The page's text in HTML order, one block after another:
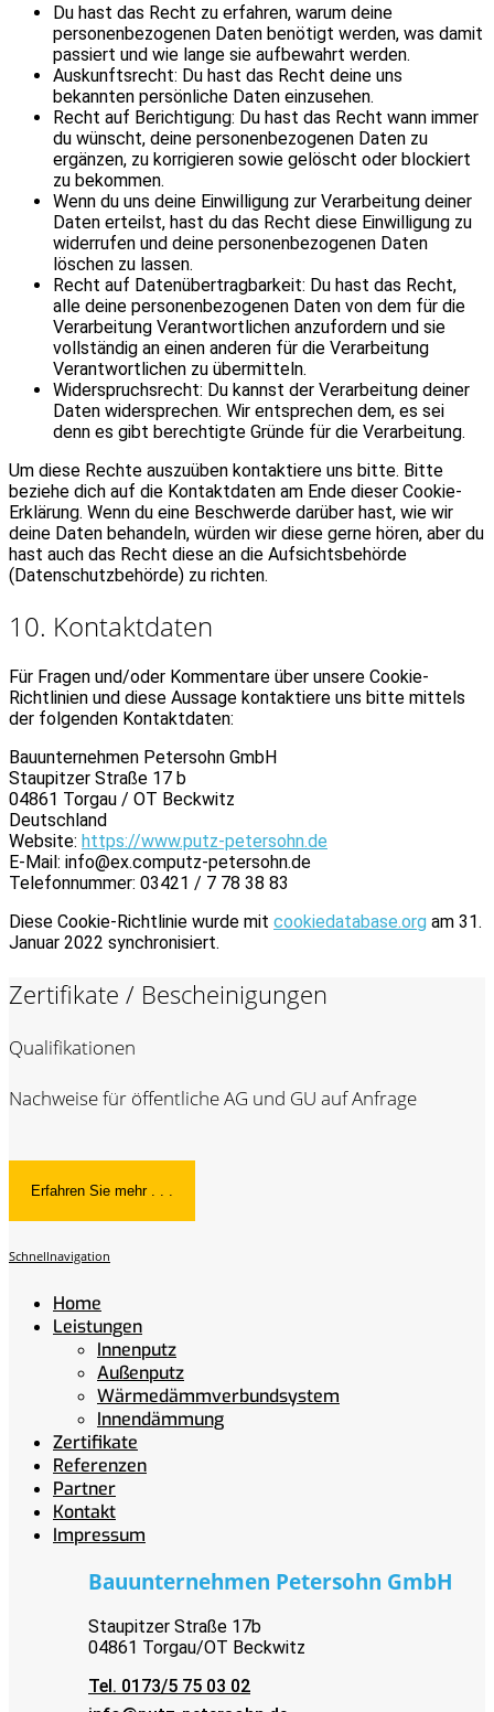
Du hast das Recht zu erfahren, warum deine
personenbezogenen Daten benötigt werden, was damit
passiert und wie lange sie aufbewahrt werden.
Auskunftsrecht: Du hast das Recht deine uns
bekannten persönliche Daten einzusehen.
Recht auf Berichtigung: Du hast das Recht wann immer
du wünscht, deine personenbezogenen Daten zu
ergänzen, zu korrigieren sowie gelöscht oder blockiert
zu bekommen.
Wenn du uns deine Einwilligung zur Verarbeitung deiner
Daten erteilst, hast du das Recht diese Einwilligung zu
widerrufen und deine personenbezogenen Daten
löschen zu lassen.
Recht auf Datenübertragbarkeit: Du hast das Recht,
alle deine personenbezogenen Daten von dem für die
Verarbeitung Verantwortlichen anzufordern und sie
vollständig an einen anderen für die Verarbeitung
Verantwortlichen zu übermitteln.
Widerspruchsrecht: Du kannst der Verarbeitung deiner
Daten widersprechen. Wir entsprechen dem, es sei
denn es gibt berechtigte Gründe für die Verarbeitung.
Um diese Rechte auszuüben kontaktiere uns bitte. Bitte
beziehe dich auf die Kontaktdaten am Ende dieser Cookie-
Erklärung. Wenn du eine Beschwerde darüber hast, wie wir
deine Daten behandeln, würden wir diese gerne hören, aber du
hast auch das Recht diese an die Aufsichtsbehörde
(Datenschutzbehörde) zu richten.
10. Kontaktdaten
Für Fragen und/oder Kommentare über unsere Cookie-
Richtlinien und diese Aussage kontaktiere uns bitte mittels
der folgenden Kontaktdaten:
Bauunternehmen Petersohn GmbH
Staupitzer Straße 17 b
04861 Torgau / OT Beckwitz
Deutschland
Website: https://www.putz-petersohn.de
E-Mail: info@ex.computz-petersohn.de
Telefonnummer: 03421 / 7 78 38 83
Diese Cookie-Richtlinie wurde mit cookiedatabase.org am 31.
Januar 2022 synchronisiert.
Zertifikate / Bescheinigungen
Qualifikationen
Nachweise für öffentliche AG und GU auf Anfrage
Erfahren Sie mehr . . .
Schnellnavigation
Home
Leistungen
Innenputz
Außenputz
Wärmedämmverbundsystem
Innendämmung
Zertifikate
Referenzen
Partner
Kontakt
Impressum
Bauunternehmen Petersohn GmbH
Staupitzer Straße 17b
04861 Torgau/OT Beckwitz
Tel. 0173/5 75 03 02